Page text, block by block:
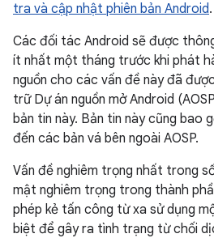
tra và cập nhật phiên bản Android.
Các đối tác Android sẽ được
ít nhất một tháng trước khi phát
nguồn cho các vấn đề này đã
trữ Dự án nguồn mở Android
bản tin này. Bản tin này cũng bao
đến các bản vá bên ngoài AOSP.
Vấn đề nghiêm trọng nhất trong
mật nghiêm trọng trong thành
phép kẻ tấn công từ xa sử dụng
biệt để gây ra tình trạng từ chối